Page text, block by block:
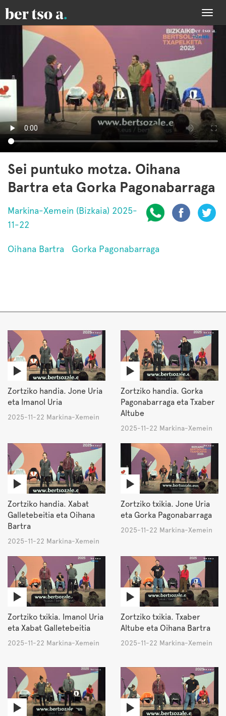
Sei puntuko motza. Oihana
Bartra eta Gorka Pagonabarraga
Markina-Xemein (Bizkaia) 2025-
11-22
Oihana Bartra Gorka Pagonabarraga
Zortziko handia. Jone Uria
eta Imanol Uria
2025-11-22 Markina-Xemein
Zortziko handia. Gorka
Pagonabarraga eta Txaber
Altube
2025-11-22 Markina-Xemein
Zortziko handia. Xabat
Galletebeitia eta Oihana
Bartra
2025-11-22 Markina-Xemein
Zortziko txikia. Jone Uria
eta Gorka Pagonabarraga
2025-11-22 Markina-Xemein
Zortziko txikia. Imanol Uria
eta Xabat Galletebeitia
2025-11-22 Markina-Xemein
Zortziko txikia. Txaber
Altube eta Oihana Bartra
2025-11-22 Markina-Xemein